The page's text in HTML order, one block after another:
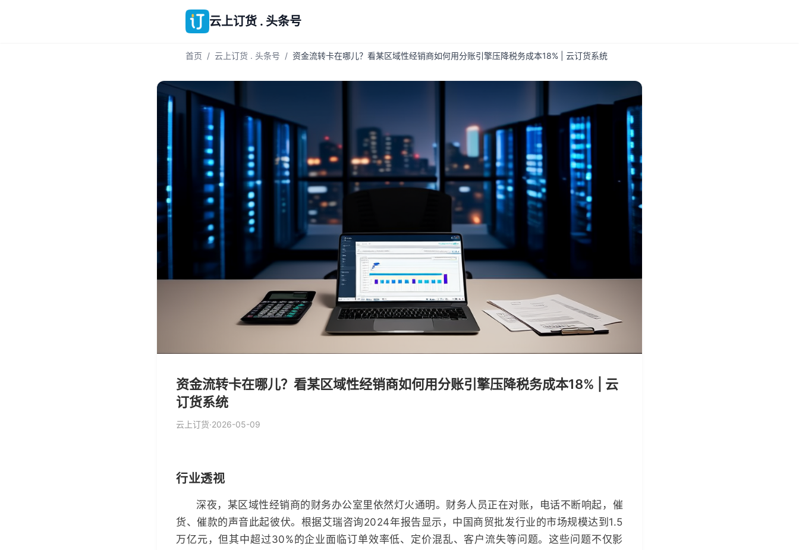
云上订货 . 头条号
首页 / 云上订货 . 头条号 / 资金流转卡在哪儿？看某区域性经销商如何用分账引擎压降税务成本18% | 云订货系统
资金流转卡在哪儿？看某区域性经销商如何用分账引擎压降税务成本18% | 云
订货系统
云上订货·2026-05-09
行业透视
深夜，某区域性经销商的财务办公室里依然灯火通明。财务人员正在对账，电话不断响起，催
货、催款的声音此起彼伏。根据艾瑞咨询2024年报告显示，中国商贸批发行业的市场规模达到1.5
万亿元，但其中超过30%的企业面临订单效率低、定价混乱、客户流失等问题。这些问题不仅影